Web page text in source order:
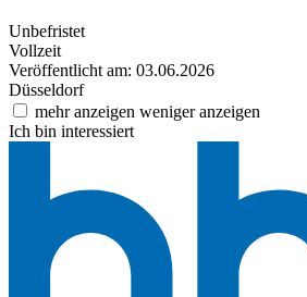
Unbefristet
Vollzeit
Veröffentlicht am: 03.06.2026
Düsseldorf
mehr anzeigen weniger anzeigen
Ich bin interessiert